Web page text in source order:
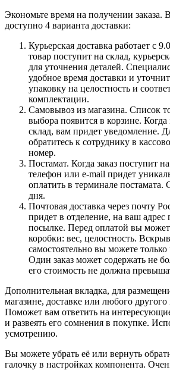
Экономьте время на получении заказа.
доступно 4 варианта доставки:
Курьерская доставка работает с
товар поступит на склад,
для уточнения деталей.
удобное время доставки и
упаковку на целостность и
комплектации.
Самовывоз из магазина. Список
выбора появится в корзине. Когда
склад, вам придет уведомление.
обратитесь к сотруднику в
номер.
Постамат. Когда заказ поступит
телефон или e-mail придет
оплатить в терминале
дня.
Почтовая доставка через почту
придет в отделение, на ваш адрес
посылке. Перед оплатой вы
коробки: вес, целостность.
самостоятельно вы можете только
Один заказ может содержать не
его стоимость не должна
Дополнительная вкладка, для
магазине, доставке или любого
Поможет вам ответить на
и развеять его сомнения в покупке.
усмотрению.
Вы можете убрать её или вернуть
галочку в настройках компонента.